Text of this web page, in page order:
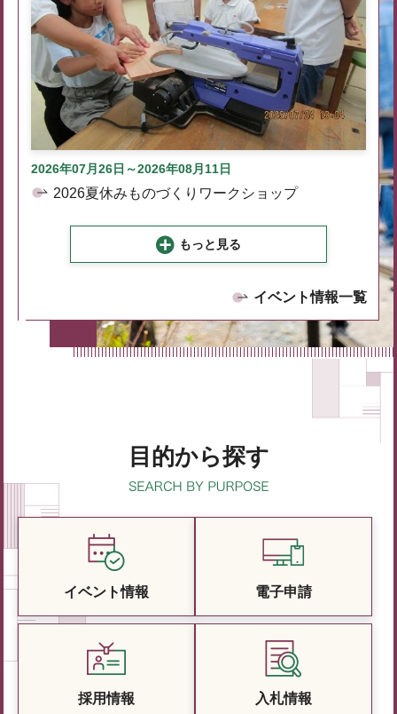
2026年07月26日～2026年08月11日
2026夏休みものづくりワークショップ
もっと見る
イベント情報一覧
目的から探す
イベント情報 電子申請
採用情報 入札情報